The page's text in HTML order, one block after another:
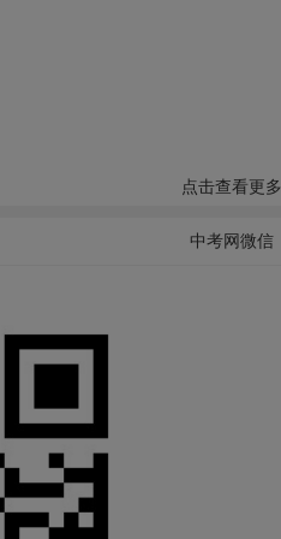
点击查看更多
中考网微信